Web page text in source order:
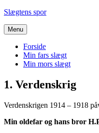
Videre
indhold
Slægtens spor
Menu
Forside
Min fars slægt
Min mors slægt
1. Verdenskrig
Verdenskrigen 1914 – 1918
Min oldefar og hans bror